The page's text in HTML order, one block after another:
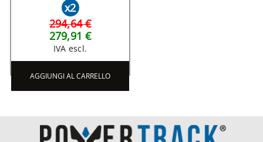
x2
294,64 €
279,91 €
IVA escl.
AGGIUNGI AL CARRELLO